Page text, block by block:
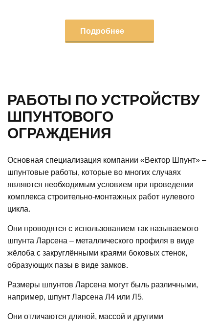
Подробнее
РАБОТЫ ПО УСТРОЙСТВУ
ШПУНТОВОГО
ОГРАЖДЕНИЯ
Основная специализация компании «Вектор Шпунт» –
шпунтовые работы, которые во многих случаях
являются необходимым условием при проведении
комплекса строительно-монтажных работ нулевого
цикла.
Они проводятся с использованием так называемого
шпунта Ларсена – металлического профиля в виде
жёлоба с закруглёнными краями боковых стенок,
образующих пазы в виде замков.
Размеры шпунтов Ларсена могут быль различными,
например, шпунт Ларсена Л4 или Л5.
Они отличаются длиной, массой и другими